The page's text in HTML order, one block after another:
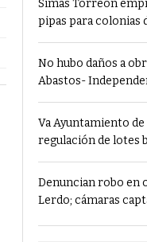
Simas Torreón
pipas para colonias
No hubo daños a
Abastos-
Va Ayuntamiento
regulación de lotes
Denuncian robo en
Lerdo; cámaras